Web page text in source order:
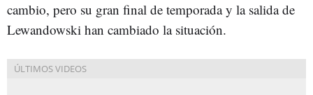
cambio, pero su gran final de temporada y la salida de
Lewandowski han cambiado la situación.